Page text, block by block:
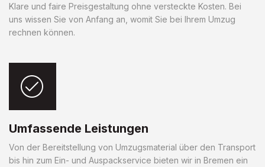
Klare und faire Preisgestaltung ohne versteckte Kosten. Bei
uns wissen Sie von Anfang an, womit Sie bei Ihrem Umzug
rechnen können.
Umfassende Leistungen
Von der Bereitstellung von Umzugsmaterial über den Transport
bis hin zum Ein- und Auspackservice bieten wir in Bremen ein